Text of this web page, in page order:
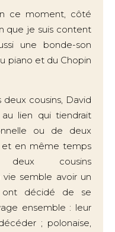
ce moment, côté
que je suis content
une bonde-son
piano et du Chopin
deux cousins, David
lien qui tiendrait
ou de deux
et en même temps
cousins
semble avoir un
ont décidé de se
ensemble : leur
; polonaise,